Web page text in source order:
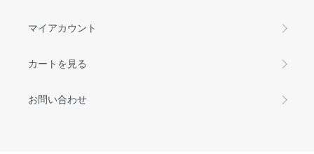
マイアカウント
カートを見る
お問い合わせ